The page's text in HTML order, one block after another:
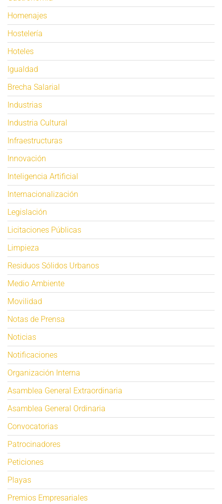
Homenajes
Hostelería
Hoteles
Igualdad
Brecha Salarial
Industrias
Industria Cultural
Infraestructuras
Innovación
Inteligencia Artificial
Internacionalización
Legislación
Licitaciones Públicas
Limpieza
Residuos Sólidos Urbanos
Medio Ambiente
Movilidad
Notas de Prensa
Noticias
Notificaciones
Organización Interna
Asamblea General Extraordinaria
Asamblea General Ordinaria
Convocatorias
Patrocinadores
Peticiones
Playas
Premios Empresariales